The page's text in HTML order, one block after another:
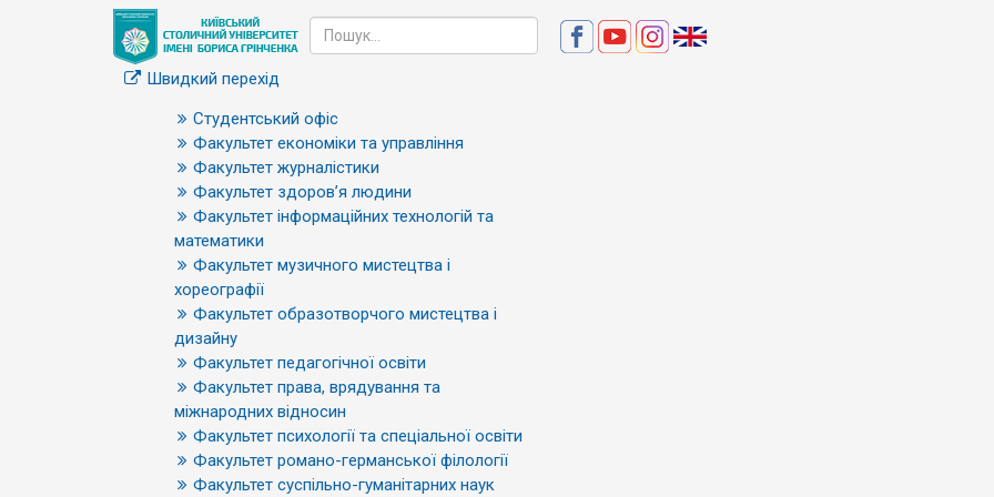
Швидкий перехід
Студентський офіс
Факультет економіки та управління
Факультет журналістики
Факультет здоров’я людини
Факультет інформаційних технологій та
математики
Факультет музичного мистецтва і
хореографії
Факультет образотворчого мистецтва і
дизайну
Факультет педагогічної освіти
Факультет права, врядування та
міжнародних відносин
Факультет психології та спеціальної освіти
Факультет романо-германської філології
Факультет суспільно-гуманітарних наук